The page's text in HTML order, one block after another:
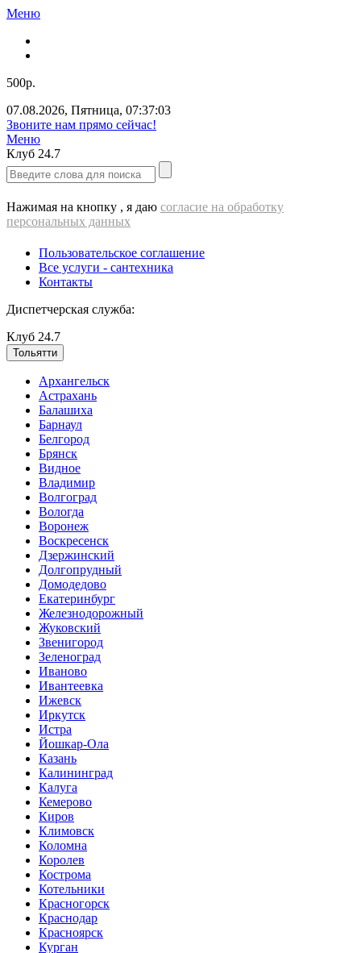
Меню
500р.
07.08.2026, Пятница, 07:37:03
Звоните нам прямо сейчас!
Меню
Клуб 24.7
Нажимая на кнопку , я даю согласие на обработку
персональных данных
Пользовательское соглашение
Все услуги - cантехника
Контакты
Диспетчерская служба:
Клуб 24.7
Тольятти
Архангельск
Астрахань
Балашиха
Барнаул
Белгород
Брянск
Видное
Владимир
Волгоград
Вологда
Воронеж
Воскресенск
Дзержинский
Долгопрудный
Домодедово
Екатеринбург
Железнодорожный
Жуковский
Звенигород
Зеленоград
Иваново
Ивантеевка
Ижевск
Иркутск
Истра
Йошкар-Ола
Казань
Калининград
Калуга
Кемерово
Киров
Климовск
Коломна
Королев
Кострома
Котельники
Красногорск
Краснодар
Красноярск
Курган